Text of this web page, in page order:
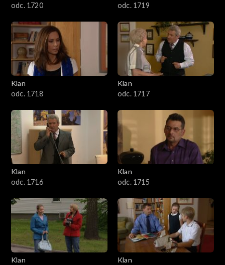
odc. 1720
odc. 1719
Klan
odc. 1718
Klan
odc. 1717
Klan
odc. 1716
Klan
odc. 1715
Klan
Klan